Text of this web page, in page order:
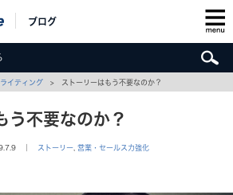
ブログ
イティング > ストーリーはもう不要なのか？
う不要なのか？
｜ ストーリー ,営業・セールス力強化